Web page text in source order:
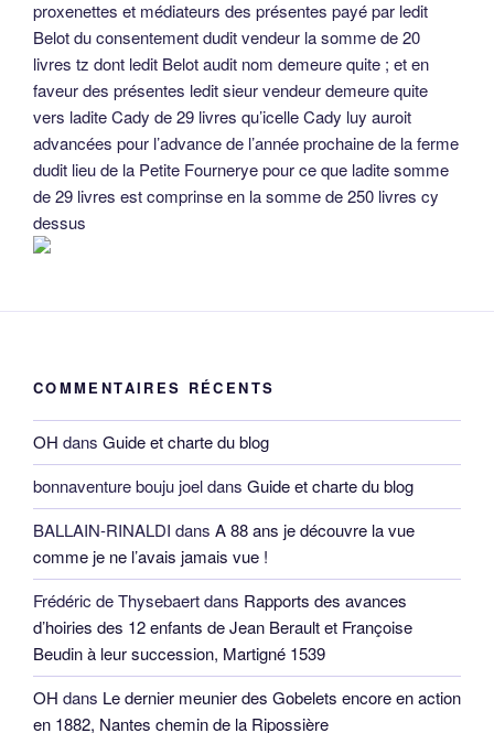
proxenettes et médiateurs des présentes payé par ledit
Belot du consentement dudit vendeur la somme de 20
livres tz dont ledit Belot audit nom demeure quite ; et en
faveur des présentes ledit sieur vendeur demeure quite
vers ladite Cady de 29 livres qu’icelle Cady luy auroit
advancées pour l’advance de l’année prochaine de la ferme
dudit lieu de la Petite Fournerye pour ce que ladite somme
de 29 livres est comprinse en la somme de 250 livres cy
dessus
COMMENTAIRES RÉCENTS
OH dans Guide et charte du blog
bonnaventure bouju joeldans Guide et charte du blog
BALLAIN-RINALDI dans A 88 ans je découvre la vue
comme je ne l’avais jamais vue !
Frédéric de Thysebaertdans Rapports des avances
d’hoiries des 12 enfants de Jean Berault et Françoise
Beudin à leur succession, Martigné 1539
OH dans Le dernier meunier des Gobelets encore en action
en 1882, Nantes chemin de la Ripossière